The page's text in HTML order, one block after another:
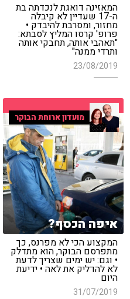
המאזינה דואגת לנכדתה בת
ה-17 שעדיין לא קיבלה
מחזור, ומסרבת להיבדק •
פרופ' קרסו המליץ לסבתא:
"תאהבי אותה, תחבקי אותה
ותרדי ממנה"
23/08/2019
מועדון ארוחת הבוקר
איפה הכסף?
המקצוע הכי לא מפרנס, כך
מתפרסם הבוקר, הוא מתדלק
• וגם: יש ימים שצריך לדעת
לא להדליק את לאה • ידיעת
היום
31/07/2019